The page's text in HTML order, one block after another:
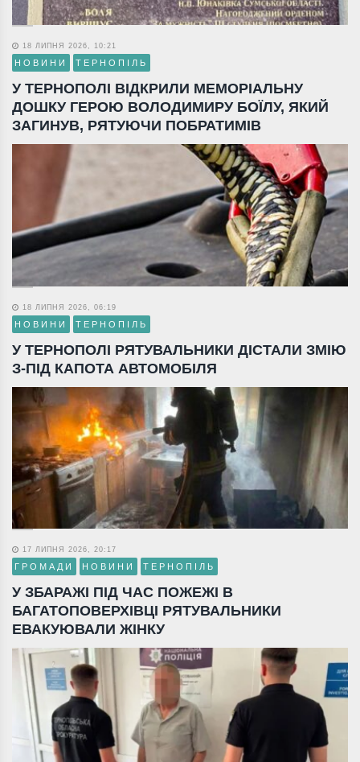
18 ЛИПНЯ 2026, 10:21
НОВИНИ ТЕРНОПІЛЬ
У ТЕРНОПОЛІ ВІДКРИЛИ МЕМОРІАЛЬНУ
ДОШКУ ГЕРОЮ ВОЛОДИМИРУ БОЇЛУ, ЯКИЙ
ЗАГИНУВ, РЯТУЮЧИ ПОБРАТИМІВ
18 ЛИПНЯ 2026, 06:19
НОВИНИ ТЕРНОПІЛЬ
У ТЕРНОПОЛІ РЯТУВАЛЬНИКИ ДІСТАЛИ ЗМІЮ
З-ПІД КАПОТА АВТОМОБІЛЯ
17 ЛИПНЯ 2026, 20:17
ГРОМАДИ НОВИНИ ТЕРНОПІЛЬ
У ЗБАРАЖІ ПІД ЧАС ПОЖЕЖІ В
БАГАТОПОВЕРХІВЦІ РЯТУВАЛЬНИКИ
ЕВАКУЮВАЛИ ЖІНКУ